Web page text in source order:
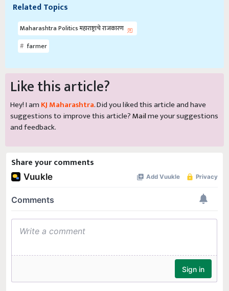
Related Topics
Maharashtra Politics महाराष्ट्राचे राजकारण
farmer
Like this article?
Hey! I am KJ Maharashtra. Did you liked this article and have
suggestions to improve this article?Mailme your suggestions
and feedback.
Share your comments